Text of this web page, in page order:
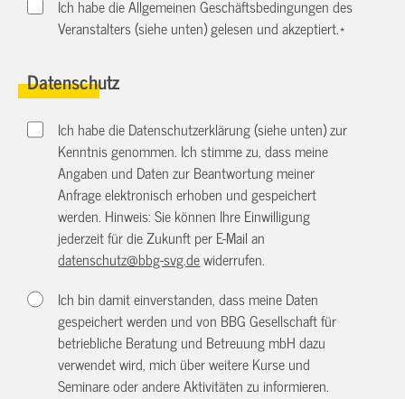
Ich habe die Allgemeinen Geschäftsbedingungen des
Veranstalters (siehe unten) gelesen und akzeptiert.*
Datenschutz
Ich habe die Datenschutzerklärung (siehe unten) zur
Kenntnis genommen. Ich stimme zu, dass meine
Angaben und Daten zur Beantwortung meiner
Anfrage elektronisch erhoben und gespeichert
werden. Hinweis: Sie können Ihre Einwilligung
jederzeit für die Zukunft per E-Mail an
datenschutz@bbg-svg.dewiderrufen.
Ich bin damit einverstanden, dass meine Daten
gespeichert werden und von BBG Gesellschaft für
betriebliche Beratung und Betreuung mbH dazu
verwendet wird, mich über weitere Kurse und
Seminare oder andere Aktivitäten zu informieren.